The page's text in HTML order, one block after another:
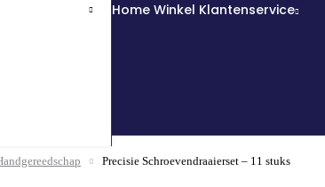
Home Winkel Klantenservice
Precisie Schroevendraaierset – 11 stuks